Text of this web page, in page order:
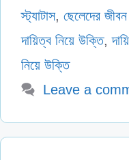
স্ট্যাটাস, ছেলেদের
দায়িত্ব নিয়ে উক্তি,
নিয়ে উক্তি
Leave a